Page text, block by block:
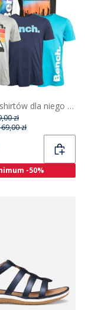
Bench 5 T-shirtów dla niego kolor mieszany
zł
zł
-50%